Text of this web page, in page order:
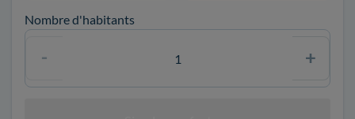
Nombre d'habitants